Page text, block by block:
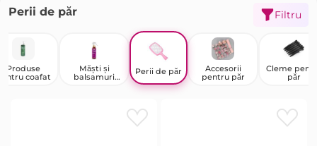
Perii de păr Filtru
Produse
coafat
Măști și
balsamuri
Perii de păr
Accesorii
pentru păr
Cleme
păr